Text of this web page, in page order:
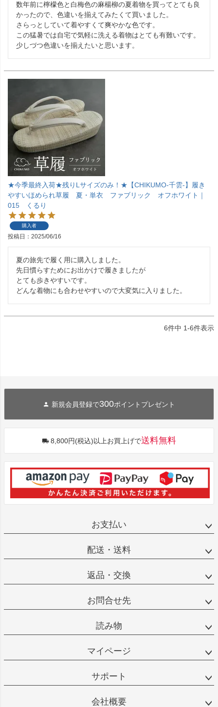
数年前に檸檬色と白梅色の麻楊柳の夏着物を買ってとても良
かったので、色違いを揃えてみたくて買いました。
さらっとしていて着やすくて爽やかな色です。
この猛暑では自宅で気軽に洗える着物はとても有難いです。
少しづつ色違いを揃えたいと思います。
★今季最終入荷★残りLサイズのみ！★【CHIKUMO-千雲-】履き
やすいほめられ草履 夏・単衣 ファブリック オフホワイト｜
015 くるり
購入者
投稿日 2025/06/16
夏の旅先で履く用に購入しました。
先日慣らすためにお出かけで履きましたが
とても歩きやすいです。
どんな着物にも合わせやすいので大変気に入りました。
6件中 1-6件表示
新規会員登録で300ポイントプレゼント
8,800円(税込)以上お買上げで送料無料
お支払い
配送・送料
返品・交換
お問合せ先
読み物
マイページ
サポート
会社概要